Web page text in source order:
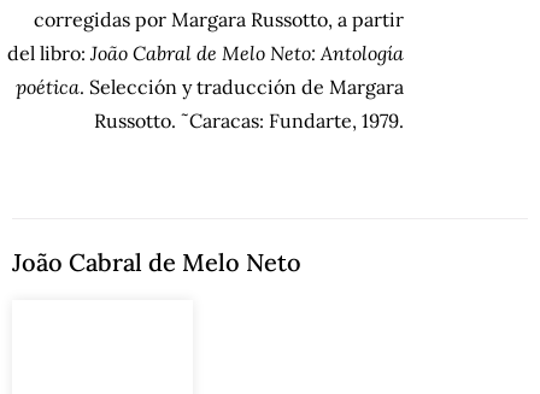
corregidas por Margara Russotto, a partir
del libro:João Cabral de Melo Neto: Antología
poética. Selección y traducción de Margara
Russotto. ˜Caracas: Fundarte, 1979.
João Cabral de Melo Neto